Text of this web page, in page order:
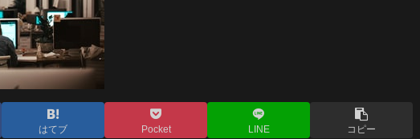
はてブ Pocket LINE コピー